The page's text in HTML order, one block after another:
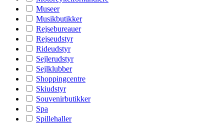
Museer
Musikbutikker
Rejsebureauer
Rejseudstyr
Rideudstyr
Sejlerudstyr
Sejlklubber
Shoppingcentre
Skiudstyr
Souvenirbutikker
Spa
Spillehaller